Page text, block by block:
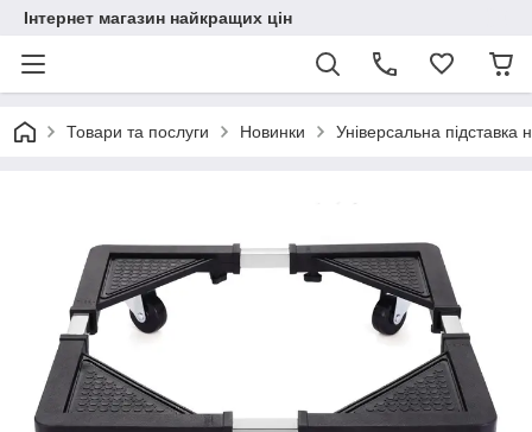
Інтернет магазин найкращих цін
Товари та послуги Новинки Універсальна